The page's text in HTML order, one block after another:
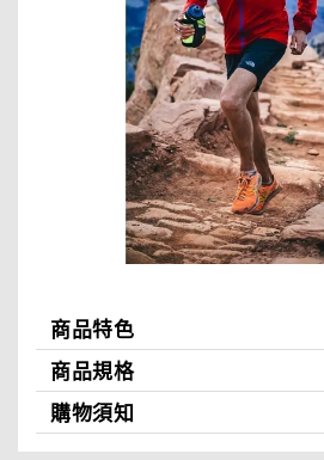
商品特色
商品規格
購物須知